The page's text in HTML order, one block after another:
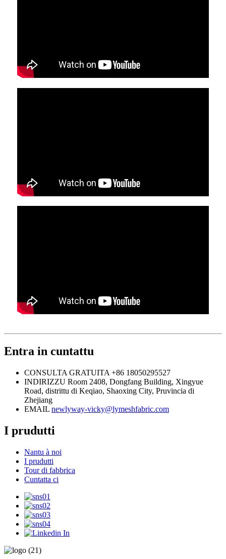
Entra in cuntattu
CONSULTA GRATUITA +86 18050295527
INDIRIZZU Room 2408, Dongfang Building, Xingyue
Road, distrittu di Keqiao, Shaoxing City, Pruvincia di
Zhejiang
EMAIL newlyway-vicky@lymeshfabric.com
I prudutti
Nantu à noi
I prudutti
Tour di fabbrica
Cuntatta ci